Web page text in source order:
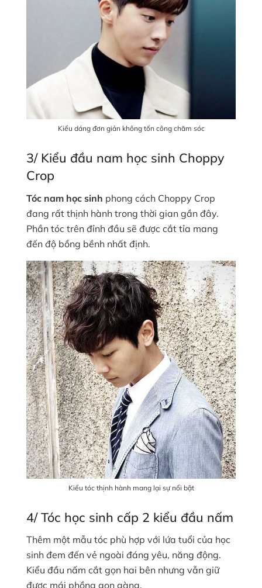
Kiểu dáng đơn giản không tốn công chăm sóc
3/ Kiểu đầu nam học sinh Choppy
Crop
Tóc nam học sinh phong cách Choppy Crop
đang rất thịnh hành trong thời gian gần đây.
Phần tóc trên đỉnh đầu sẽ được cắt tỉa mang
đến độ bồng bềnh nhất định.
Kiểu tóc thịnh hành mang lại sự nổi bật
4/ Tóc học sinh cấp 2 kiểu đầu nấm
Thêm một mẫu tóc phù hợp với lứa tuổi của học
sinh đem đến vẻ ngoài đáng yêu, năng động.
Kiểu đầu nấm cắt gọn hai bên nhưng vẫn giữ
được mái phồng gọn gàng.